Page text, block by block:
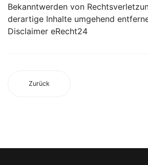
Bekanntwerden von
derartige Inhalte umgehend
Disclaimer eRecht24
Zurück